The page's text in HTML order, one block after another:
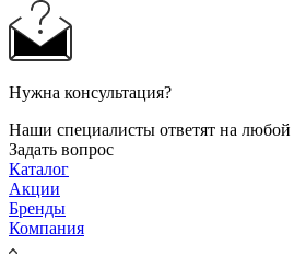
Нужна консультация?
Наши специалисты ответят на
Задать вопрос
Каталог
Акции
Бренды
Компания